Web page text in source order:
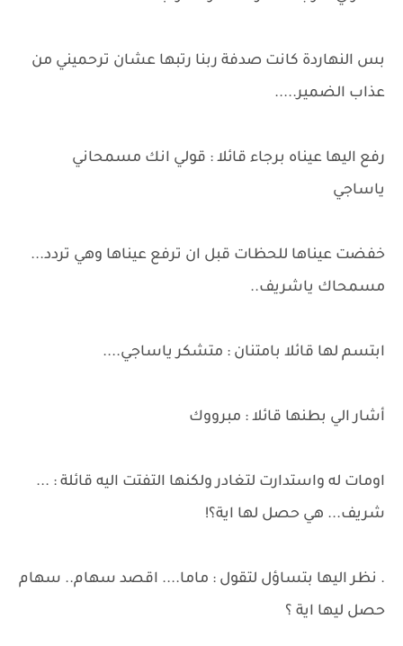
بس النهاردة كانت صدفة ربنا رتبها عشان ترحميني من
عذاب الضمير.....
رفع اليها عيناه برجاء قائلا : قولي انك مسمحاني
ياساجي
خفضت عيناها للحظات قبل ان ترفع عيناها وهي تردد...
مسمحاك ياشريف..
ابتسم لها قائلا بامتنان : متشكر ياساجي....
أشار الي بطنها قائلا : مبرووك
اومات له واستدارت لتغادر ولكنها التفتت اليه قائلة : ...
شريف... هي حصل لها اية؟!
. نظر اليها بتساؤل لتقول : ماما.... اقصد سهام.. سهام
حصل ليها اية ؟